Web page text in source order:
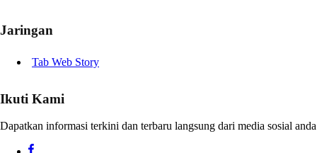
Jaringan
Tab Web Story
Ikuti Kami
Dapatkan informasi terkini dan terbaru langsung dari media sosial anda